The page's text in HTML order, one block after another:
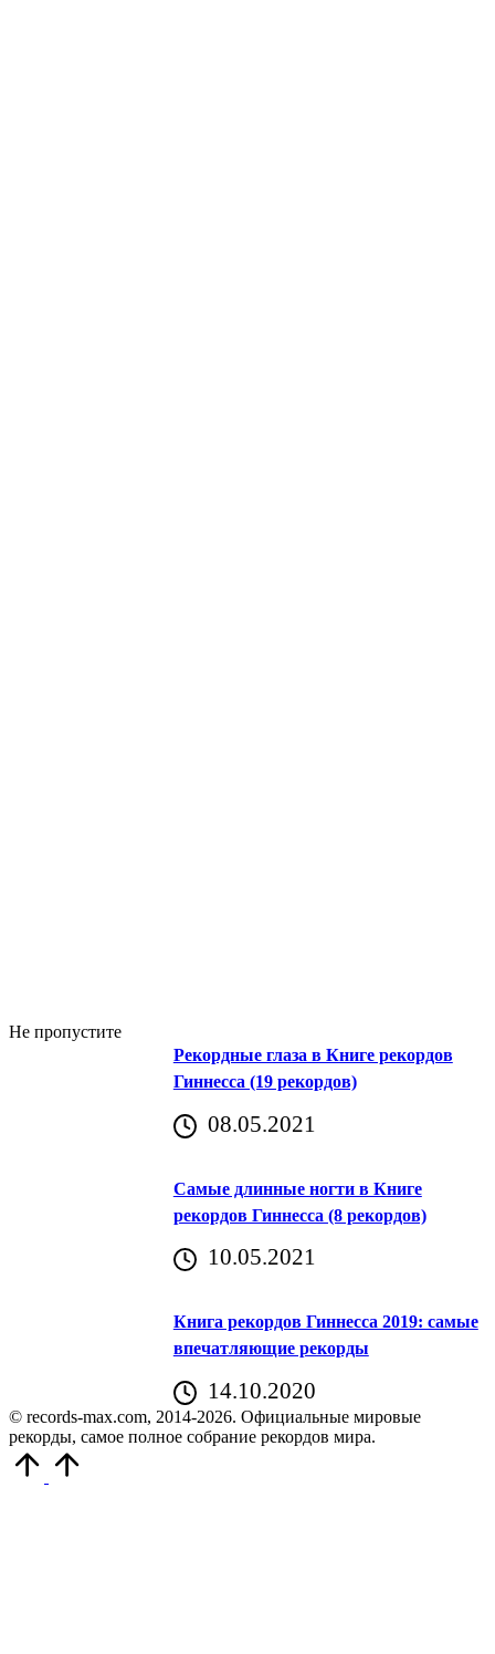
Не пропустите
Рекордные глаза в Книге рекордов
Гиннесса (19 рекордов)
08.05.2021
Самые длинные ногти в Книге
рекордов Гиннесса (8 рекордов)
10.05.2021
Книга рекордов Гиннесса 2019: самые
впечатляющие рекорды
14.10.2020
© records-max.com, 2014-2026. Официальные мировые
рекорды, самое полное собрание рекордов мира.